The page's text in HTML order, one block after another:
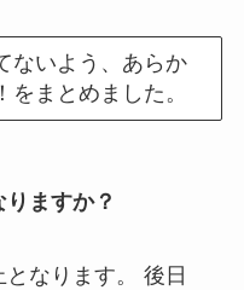
ないよう、あらか
をまとめました。
ますか？
なります。 後日